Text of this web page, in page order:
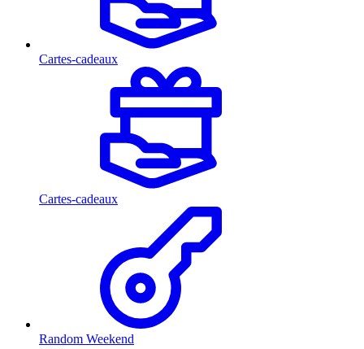
Cartes-cadeaux
Cartes-cadeaux
Random Weekend